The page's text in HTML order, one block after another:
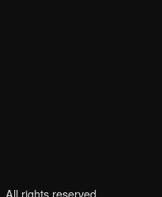
. All rights reserved.